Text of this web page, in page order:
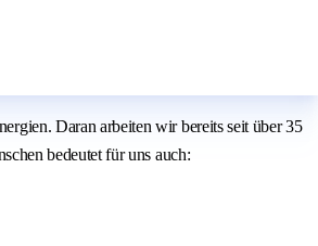
Daran arbeiten wir bereits seit über 35
bedeutet für uns auch: